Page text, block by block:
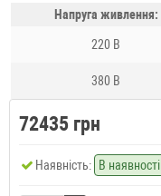
Напруга живлення:
220 В
380 В
72435 грн
Наявність: В наявності